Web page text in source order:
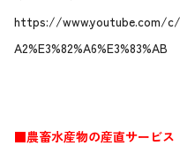
https://www.youtube.com/c/
A2%E3%82%A6%E3%83%AB
■農畜水産物の産直サービス